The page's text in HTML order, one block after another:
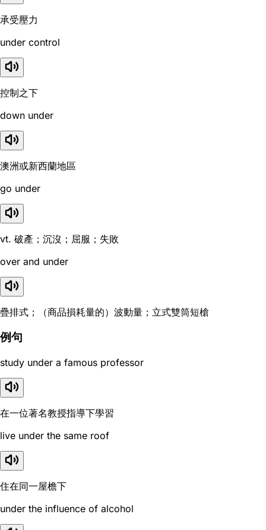
承受壓力
under control
控制之下
down under
澳洲或新西蘭地區
go under
vt. 破產；沉沒；屈服；失敗
over and under
疊排式；（商品損耗量的）波動量；立式雙筒短槍
例句
study under a famous professor
在一位著名教授指導下學習
live under the same roof
住在同一屋檐下
under the influence of alcohol